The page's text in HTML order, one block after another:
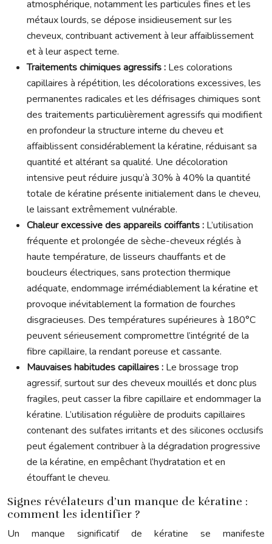
atmosphérique, notamment les particules fines et les
métaux lourds, se dépose insidieusement sur les
cheveux, contribuant activement à leur affaiblissement
et à leur aspect terne.
Traitements chimiques agressifs : Les colorations
capillaires à répétition, les décolorations excessives, les
permanentes radicales et les défrisages chimiques sont
des traitements particulièrement agressifs qui modifient
en profondeur la structure interne du cheveu et
affaiblissent considérablement la kératine, réduisant sa
quantité et altérant sa qualité. Une décoloration
intensive peut réduire jusqu’à 30% à 40% la quantité
totale de kératine présente initialement dans le cheveu,
le laissant extrêmement vulnérable.
Chaleur excessive des appareils coiffants : L’utilisation
fréquente et prolongée de sèche-cheveux réglés à
haute température, de lisseurs chauffants et de
boucleurs électriques, sans protection thermique
adéquate, endommage irrémédiablement la kératine et
provoque inévitablement la formation de fourches
disgracieuses. Des températures supérieures à 180°C
peuvent sérieusement compromettre l’intégrité de la
fibre capillaire, la rendant poreuse et cassante.
Mauvaises habitudes capillaires : Le brossage trop
agressif, surtout sur des cheveux mouillés et donc plus
fragiles, peut casser la fibre capillaire et endommager la
kératine. L’utilisation régulière de produits capillaires
contenant des sulfates irritants et des silicones occlusifs
peut également contribuer à la dégradation progressive
de la kératine, en empêchant l’hydratation et en
étouffant le cheveu.
Signes révélateurs d’un manque de kératine :
comment les identifier ?
Un manque significatif de kératine se manifeste